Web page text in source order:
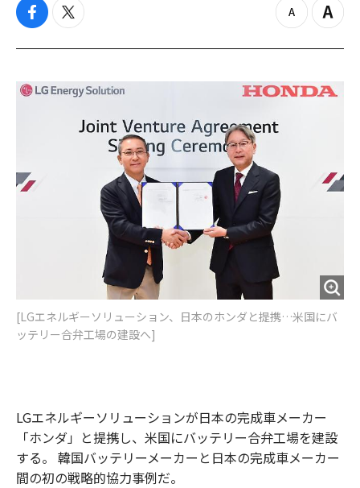
f
c
b
o
t
i
e
z
o
o
u
Z
o
i
n
[LGエネルギーソリューション、日本のホンダと提携…米国にバ
ッテリー合弁工場の建設へ]
LGエネルギーソリューションが日本の完成車メーカー
「ホンダ」と提携し、米国にバッテリー合弁工場を建設
する。 韓国バッテリーメーカーと日本の完成車メーカー
間の初の戦略的協力事例だ。